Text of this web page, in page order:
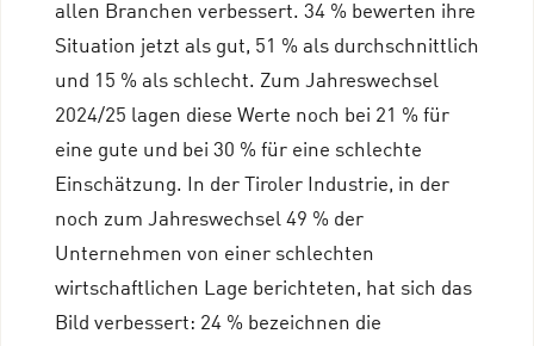
allen Branchen verbessert. 34 % bewerten ihre
Situation jetzt als gut, 51 % als durchschnittlich
und 15 % als schlecht. Zum Jahreswechsel
2024/25 lagen diese Werte noch bei 21 % für
eine gute und bei 30 % für eine schlechte
Einschätzung. In der Tiroler Industrie, in der
noch zum Jahreswechsel 49 % der
Unternehmen von einer schlechten
wirtschaftlichen Lage berichteten, hat sich das
Bild verbessert: 24 % bezeichnen die